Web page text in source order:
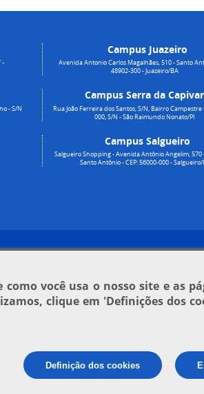
-
- S/N
Campus Juazeiro
Avenida Antonio Carlos Magalhães, 510 - Santo
48902-300 - Juazeiro/BA
Campus Serra da
Rua João Ferreira dos Santos, S/N, Bairro Campestre
000, S/N - São Raimundo Nonato/PI
Campus Salgueiro
Salgueiro Shopping - Avenida Antônio Angelim, 570
Santo Antônio - CEP: 56000-000 - Salgueiro/
você usa o nosso site e as
clique em 'Definições dos